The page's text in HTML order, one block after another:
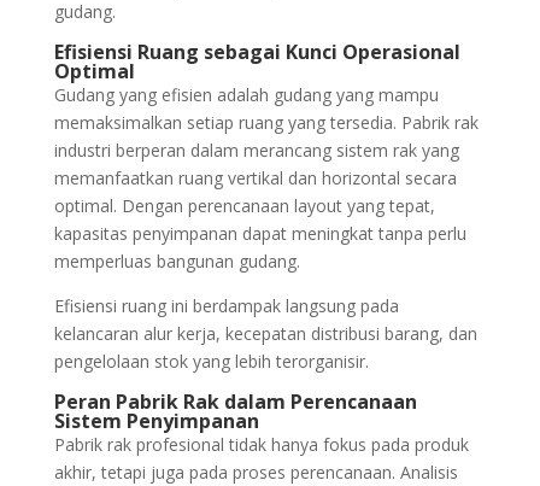
gudang.
Efisiensi Ruang sebagai Kunci Operasional
Optimal
Gudang yang efisien adalah gudang yang mampu
memaksimalkan setiap ruang yang tersedia. Pabrik rak
industri berperan dalam merancang sistem rak yang
memanfaatkan ruang vertikal dan horizontal secara
optimal. Dengan perencanaan layout yang tepat,
kapasitas penyimpanan dapat meningkat tanpa perlu
memperluas bangunan gudang.
Efisiensi ruang ini berdampak langsung pada
kelancaran alur kerja, kecepatan distribusi barang, dan
pengelolaan stok yang lebih terorganisir.
Peran Pabrik Rak dalam Perencanaan
Sistem Penyimpanan
Pabrik rak profesional tidak hanya fokus pada produk
akhir, tetapi juga pada proses perencanaan. Analisis